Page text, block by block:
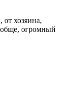
от хозяина,
огромный